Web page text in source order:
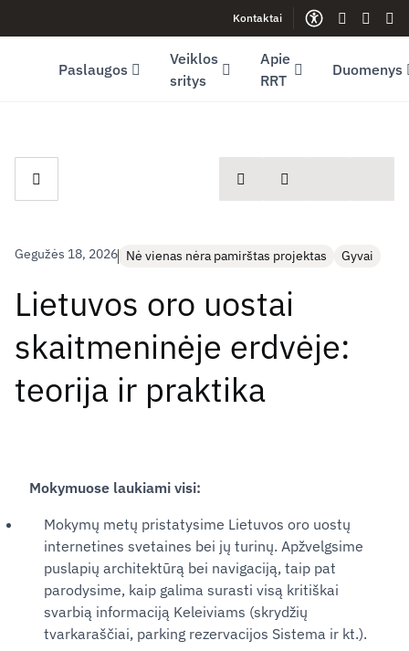
Youtube (opens in new window)Kontaktai
Gestų
Paslaugos
Veiklos
sritys
Apie
RRT
Duomenys
spausdintiDalintis
Gegužės 18, 2026 Nė vienas nėra pamirštas projektas Gyvai
Lietuvos oro uostai
skaitmeninėje erdvėje:
teorija ir praktika
Mokymuose laukiami visi:
Mokymų metų pristatysime Lietuvos oro uostų
internetines svetaines bei jų turinų. Apžvelgsime
puslapių architektūrą bei navigaciją, taip pat
parodysime, kaip galima surasti visą kritiškai
svarbią informaciją Keleiviams (skrydžių
tvarkaraščiai, parking rezervacijos Sistema ir kt.).